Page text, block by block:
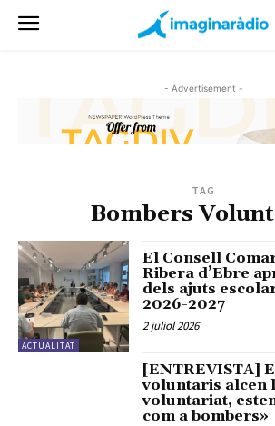
- Advertisement -
TAG
Bombers
ACTUALITAT
El Consell
Ribera d’Ebre
dels ajuts
2026-2027
2 juliol 2026
[ENTREVISTA]
voluntaris alcen
voluntariat,
com a bombers»